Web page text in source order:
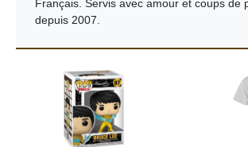
Français. Servis avec amour et coups de
depuis 2007.